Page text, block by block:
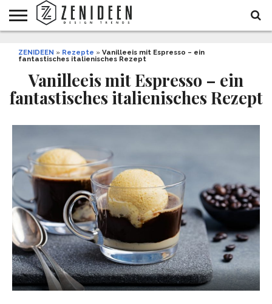
INNENDESIGN
ARCHITEKTUR
GARTEN
UND
LIFESTYLE
DEKO
&
DIY
STYLE
REZEPTE
GESUNDHEIT
WEIHNACHTEN
ZENIDEEN » Rezepte » Vanilleeis mit Espresso – ein
fantastisches italienisches Rezept
Vanilleeis mit Espresso – ein
fantastisches italienisches Rezept